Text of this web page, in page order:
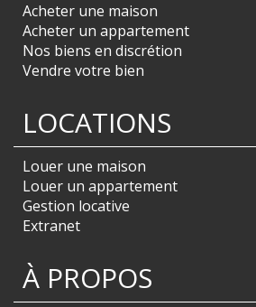
Acheter une maison
Acheter un appartement
Nos biens en discrétion
Vendre votre bien
LOCATIONS
Louer une maison
Louer un appartement
Gestion locative
Extranet
À PROPOS